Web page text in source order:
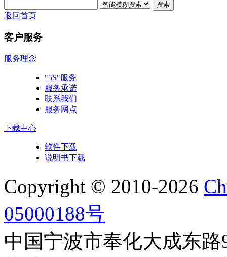
搜索
返回首页
客户服务
服务理念
"5S"服务
服务承诺
联系我们
服务网点
下载中心
软件下载
说明书下载
Copyright © 2010-2026
05000188号
中国宁波市奉化大成东路